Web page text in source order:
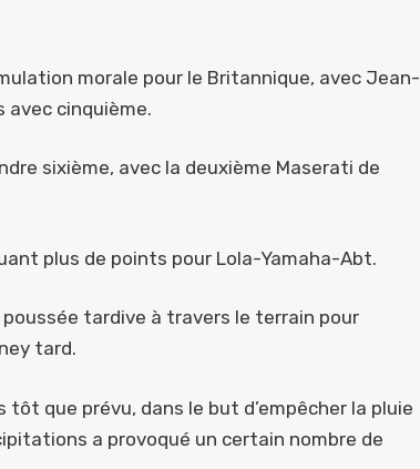
morale pour le Britannique, avec Jean-
avec cinquième.
sixième, avec la deuxième Maserati de
plus de points pour Lola-Yamaha-Abt.
poussée tardive à travers le terrain pour
tard.
que prévu, dans le but d’empêcher la pluie
a provoqué un certain nombre de